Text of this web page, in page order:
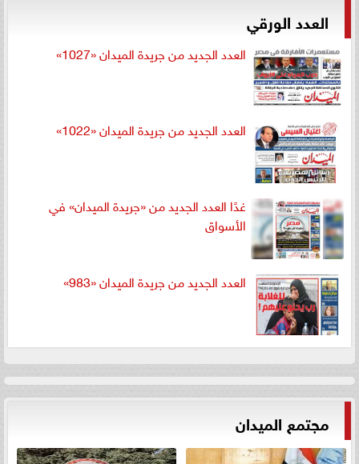
العدد الورقي
العدد الجديد من جريدة الميدان «1027»
العدد الجديد من جريدة الميدان «1022»
غدًا العدد الجديد من «جريدة الميدان» في
الأسواق
العدد الجديد من جريدة الميدان «983»
مجتمع الميدان